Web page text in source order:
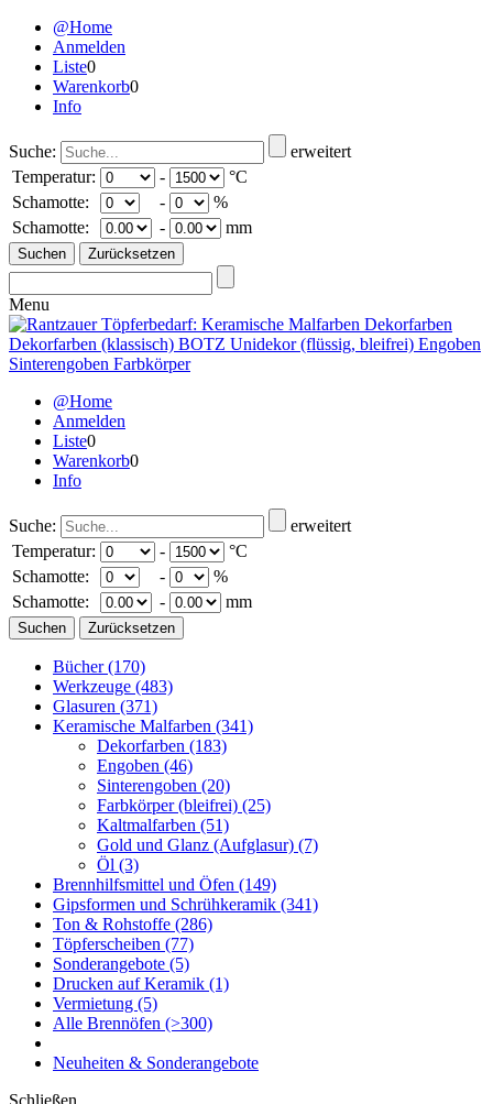
@Home
Anmelden
Liste0
Warenkorb0
Info
Suche:
erweitert
Temperatur:
-
°C
Schamotte:
-
%
Schamotte:
- mm
Menu
@Home
Anmelden
Liste0
Warenkorb0
Info
Suche:
erweitert
Temperatur:
-
°C
Schamotte:
-
%
Schamotte:
- mm
Bücher(170)
Werkzeuge (483)
Glasuren (371)
Keramische Malfarben (341)
Dekorfarben (183)
Engoben (46)
Sinterengoben (20)
Farbkörper (bleifrei) (25)
Kaltmalfarben (51)
Gold und Glanz (Aufglasur) (7)
Öl (3)
Brennhilfsmittel und Öfen (149)
Gipsformen und Schrühkeramik (341)
Ton & Rohstoffe (286)
Töpferscheiben (77)
Sonderangebote (5)
Drucken auf Keramik (1)
Vermietung (5)
Alle Brennöfen (>300)
Neuheiten & Sonderangebote
Schließen